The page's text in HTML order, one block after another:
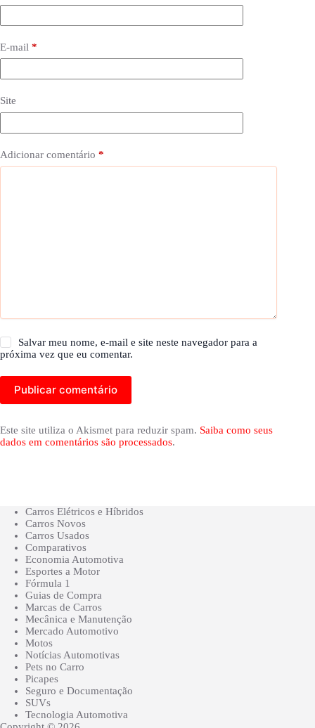
E-mail *
Site
Adicionar comentário *
Salvar meu nome, e-mail e site neste navegador para a
próxima vez que eu comentar.
Publicar comentário
Este site utiliza o Akismet para reduzir spam. Saiba como seus
dados em comentários são processados.
Carros Elétricos e Híbridos
Carros Novos
Carros Usados
Comparativos
Economia Automotiva
Esportes a Motor
Fórmula 1
Guias de Compra
Marcas de Carros
Mecânica e Manutenção
Mercado Automotivo
Motos
Notícias Automotivas
Pets no Carro
Picapes
Seguro e Documentação
SUVs
Tecnologia Automotiva